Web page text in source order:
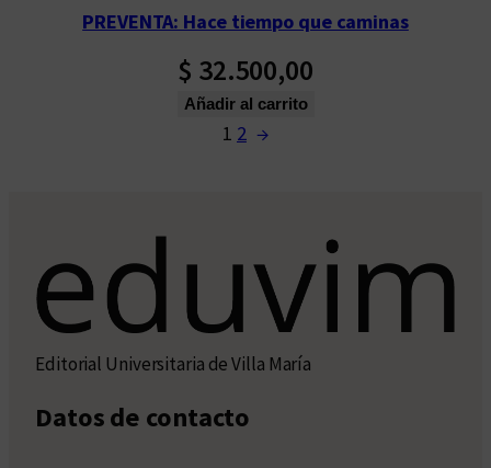
PREVENTA: Hace tiempo que caminas
$ 32.500,00
Añadir al carrito
1 2 →
Editorial Universitaria de Villa María
Datos de contacto